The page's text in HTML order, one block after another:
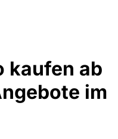
kaufen ab
im